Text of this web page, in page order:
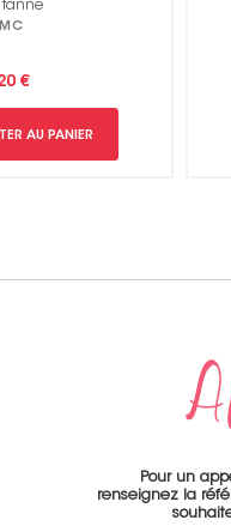
bismarck
DMC
€
AU PANIER
Pour un
renseignez la